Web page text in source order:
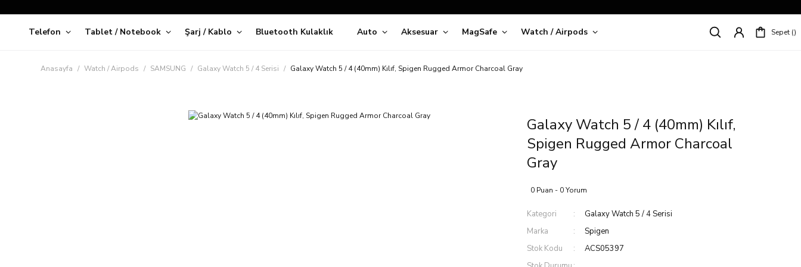
Siparişleriniz
5 İş Günü İçerisinde Kargoda!
Kapıda Ödeme Kolaylığı, Kredi Kartı ile Taksitli Hızlı ve Güvenli Alışveriş!
Süper İndirimli Fiyatlar
Telefon Tablet / Notebook Şarj / Kablo Bluetooth Kulaklık Auto Aksesuar MagSafe Watch / Airpods Sepet
Anasayfa Watch / Airpods SAMSUNG Galaxy Watch 5 / 4 Serisi Galaxy Watch 5 / 4 (40mm) Kılıf, Spigen Rugged Armor Charcoal Gray
Galaxy Watch 5 / 4 (40mm) Kılıf,
Spigen Rugged Armor Charcoal
Gray
0 Puan - 0 Yorum
Kategori
Galaxy Watch 5 / 4 Serisi
Marka
Spigen
Stok Kodu
ACS05397